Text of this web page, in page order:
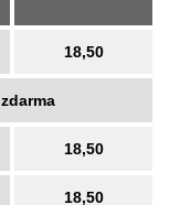
18,50
zdarma
18,50
18,50